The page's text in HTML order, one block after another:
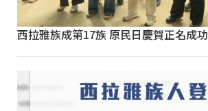
西拉雅族成第17族 原民日慶賀正名成功